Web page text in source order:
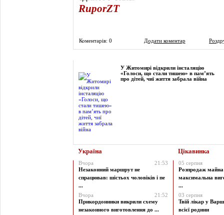
RuporZT
Коментарів: 0 Додати коментар
У Житомирі відкрили інсталяцію
«Голоси, що стали тишею» в пам’ять
про дітей, чиї життя забрала війна
Україна Цікавинка
Вчора
21:53
Незаконний маршрут не
спрацював: шістьох чоловіків і пе
...
Вчора
21:52
Прикордонники викрили схему
незаконного виготовлення до ...
05 серпня
Розпродаж майна
максимальна
...
03 серпня
Твій лікар у
всієї родини